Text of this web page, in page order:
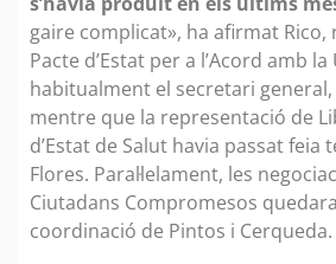
gaire complicat», ha afirmat
Pacte d’Estat per a l’Acord amb
habitualment el secretari
mentre que la representació de
d’Estat de Salut havia passat feia
Flores. Paral·lelament, les
Ciutadans Compromesos
coordinació de Pintos i Cerqueda.